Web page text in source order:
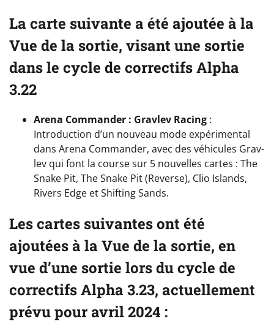
La carte suivante a été ajoutée à la
Vue de la sortie, visant une sortie
dans le cycle de correctifs Alpha
3.22
Arena Commander : Gravlev Racing :
Introduction d’un nouveau mode expérimental
dans Arena Commander, avec des véhicules Grav-
lev qui font la course sur 5 nouvelles cartes : The
Snake Pit, The Snake Pit (Reverse), Clio Islands,
Rivers Edge et Shifting Sands.
Les cartes suivantes ont été
ajoutées à la Vue de la sortie, en
vue d’une sortie lors du cycle de
correctifs Alpha 3.23, actuellement
prévu pour avril 2024 :